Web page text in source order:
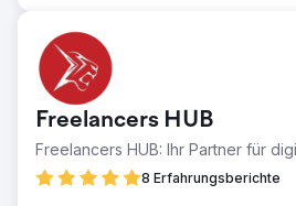
Ergebnis
- 128 % Umsatzsteigerung - 127 %
Transaktionssteigerung - 567 %
Zur
Freelancers HUB
Freelancers HUB: Ihr Partner für
8 Erfahrungsberichte